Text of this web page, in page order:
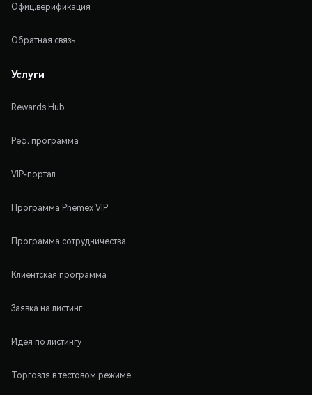
Офиц.верификация
Обратная связь
Услуги
Rewards Hub
Реф. программа
VIP-портал
Программа Phemex VIP
Программа сотрудничества
Клиентская программа
Заявка на листинг
Идея по листингу
Торговля в тестовом режиме